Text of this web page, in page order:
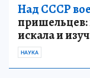
Над СССР
пришельцев:
искала и
НАУКА